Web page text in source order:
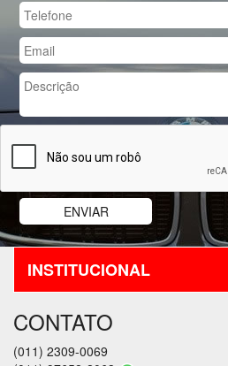
INSTITUCIONAL
CONTATO
(011) 2309-0069